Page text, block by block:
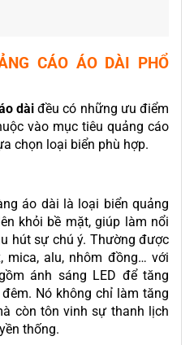
CÁO ÁO DÀI PHỔ
dài đều có những ưu điểm
vào mục tiêu quảng cáo
chọn loại biển phù hợp.
áo dài là loại biển quảng
khỏi bề mặt, giúp làm nổi
hút sự chú ý. Thường được
alu, nhôm đồng… với
ánh sáng LED để tăng
Nó không chỉ làm tăng
còn tôn vinh sự thanh lịch
thống.